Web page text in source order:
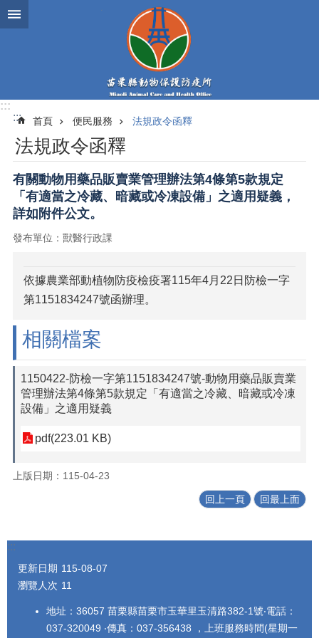
跳到主要內容區塊
:::
:::
首頁 便民服務 法規政令函釋
法規政令函釋
有關動物用藥品販賣業管理辦法第4條第5款規定
「有適當之冷藏、暗藏或冷凍設備」之適用疑義，
詳如附件公文。
發布單位：獸醫行政課
依據農業部動植物防疫檢疫署115年4月22日防檢一字
第1151834247號函辦理。
相關檔案
1150422-防檢一字第1151834247號-動物用藥品販賣業
管理辦法第4條第5款規定「有適當之冷藏、暗藏或冷凍
設備」之適用疑義
pdf(223.01 KB)
上版日期：115-04-23
回上一頁 回最上面
:::
更新日期 115-08-07
瀏覽人次 11
地址：36057 苗栗縣苗栗市玉華里玉清路382-1號‧電話：
037-320049 ‧傳真：037-356438 ，上班服務時間(星期一